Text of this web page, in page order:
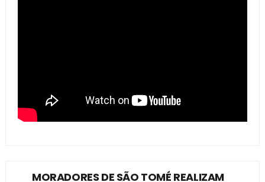
MORADORES DE SÃO TOMÉ REALIZAM